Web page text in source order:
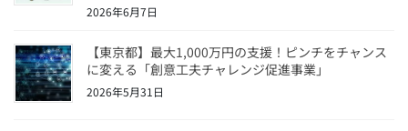
2026年6月7日
【東京都】最大1,000万円の支援！ピンチをチャンス
に変える「創意工夫チャレンジ促進事業」
2026年5月31日